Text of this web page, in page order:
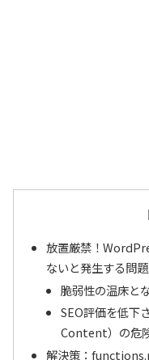
放置厳禁！
ないと発生する問
脆弱性の温床と
SEO評価を低下
Content）の危
解決策：